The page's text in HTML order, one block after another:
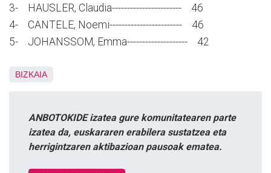
3- HAUSLER, Claudia----------------------- 46
4- CANTELE, Noemi------------------------ 46
5- JOHANSSOM, Emma-------------------- 42
BIZKAIA
ANBOTOKIDE izatea gure komunitatearen parte
izatea da, euskararen erabilera sustatzea eta
herrigintzaren aktibazioan pausoak ematea.